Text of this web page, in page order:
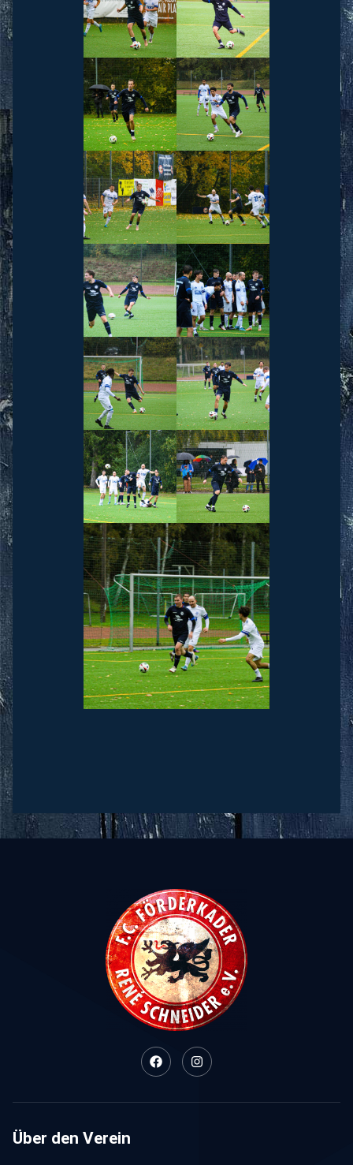
Über den Verein